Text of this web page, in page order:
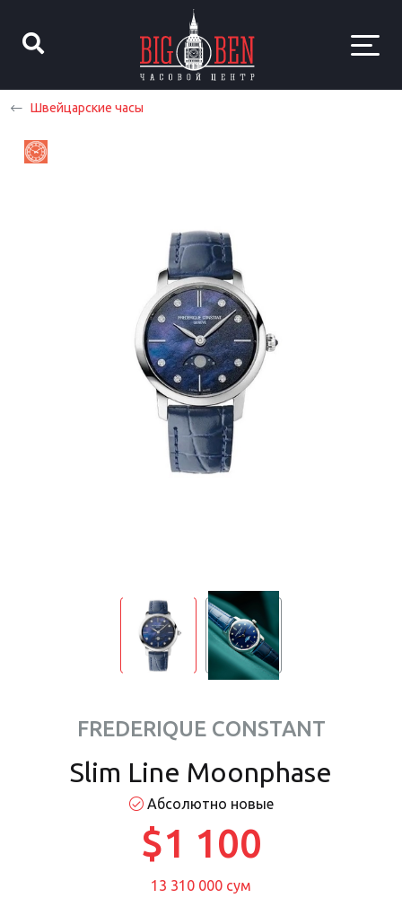
Швейцарские часы
FREDERIQUE CONSTANT
Slim Line Moonphase
Абсолютно новые
$1 100
13 310 000 сум